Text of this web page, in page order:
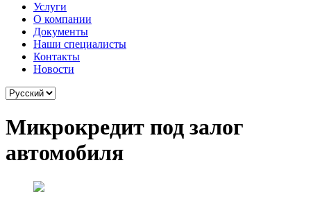
Услуги
О компании
Документы
Наши специалисты
Контакты
Новости
Микрокредит под залог
автомобиля